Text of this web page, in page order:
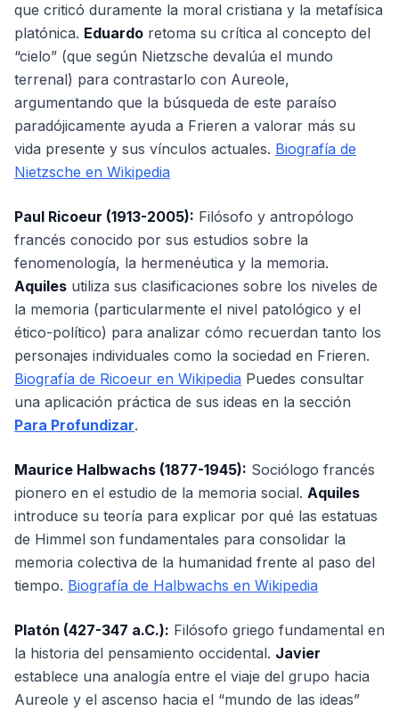
que criticó duramente la moral cristiana y la metafísica
platónica. Eduardo retoma su crítica al concepto del
“cielo” (que según Nietzsche devalúa el mundo
terrenal) para contrastarlo con Aureole,
argumentando que la búsqueda de este paraíso
paradójicamente ayuda a Frieren a valorar más su
vida presente y sus vínculos actuales. Biografía de
Nietzsche en Wikipedia
Paul Ricoeur (1913-2005): Filósofo y antropólogo
francés conocido por sus estudios sobre la
fenomenología, la hermenéutica y la memoria.
Aquiles utiliza sus clasificaciones sobre los niveles de
la memoria (particularmente el nivel patológico y el
ético-político) para analizar cómo recuerdan tanto los
personajes individuales como la sociedad en Frieren.
Biografía de Ricoeur en Wikipedia Puedes consultar
una aplicación práctica de sus ideas en la sección
Para Profundizar.
Maurice Halbwachs (1877-1945): Sociólogo francés
pionero en el estudio de la memoria social. Aquiles
introduce su teoría para explicar por qué las estatuas
de Himmel son fundamentales para consolidar la
memoria colectiva de la humanidad frente al paso del
tiempo. Biografía de Halbwachs en Wikipedia
Platón (427-347 a.C.): Filósofo griego fundamental en
la historia del pensamiento occidental. Javier
establece una analogía entre el viaje del grupo hacia
Aureole y el ascenso hacia el “mundo de las ideas”